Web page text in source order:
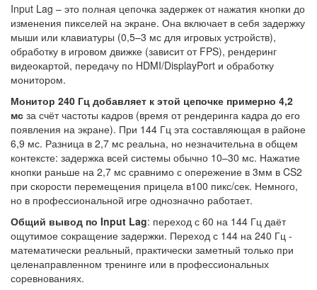
Input Lag – это полная цепочка задержек от нажатия кнопки до
изменения пикселей на экране. Она включает в себя задержку
мыши или клавиатуры (0,5–3 мс для игровых устройств),
обработку в игровом движке (зависит от FPS), рендеринг
видеокартой, передачу по HDMI/DisplayPort и обработку
монитором.
Монитор 240 Гц добавляет к этой цепочке примерно 4,2
мс за счёт частоты кадров (время от рендеринга кадра до его
появления на экране). При 144 Гц эта составляющая в районе
6,9 мс. Разница в 2,7 мс реальна, но незначительна в общем
контексте: задержка всей системы обычно 10–30 мс. Нажатие
кнопки раньше на 2,7 мс сравнимо с опережение в 3мм в CS2
при скорости перемещения прицела в100 пикс/сек. Немного,
но в профессиональной игре однозначно работает.
Общий вывод по Input Lag: переход с 60 на 144 Гц даёт
ощутимое сокращение задержки. Переход с 144 на 240 Гц -
математически реальный, практически заметный только при
целенаправленном тренинге или в профессиональных
соревнованиях.